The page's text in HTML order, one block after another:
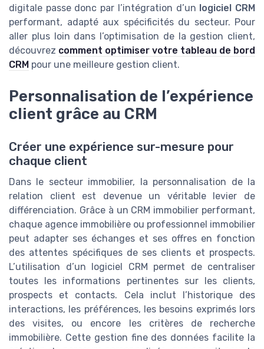
digitale passe donc par l’intégration d’un logiciel CRM
performant, adapté aux spécificités du secteur. Pour
aller plus loin dans l’optimisation de la gestion client,
découvrez comment optimiser votre tableau de bord
CRM pour une meilleure gestion client.
Personnalisation de l’expérience
client grâce au CRM
Créer une expérience sur-mesure pour
chaque client
Dans le secteur immobilier, la personnalisation de la
relation client est devenue un véritable levier de
différenciation. Grâce à un CRM immobilier performant,
chaque agence immobilière ou professionnel immobilier
peut adapter ses échanges et ses offres en fonction
des attentes spécifiques de ses clients et prospects.
L’utilisation d’un logiciel CRM permet de centraliser
toutes les informations pertinentes sur les clients,
prospects et contacts. Cela inclut l’historique des
interactions, les préférences, les besoins exprimés lors
des visites, ou encore les critères de recherche
immobilière. Cette gestion fine des données facilite la